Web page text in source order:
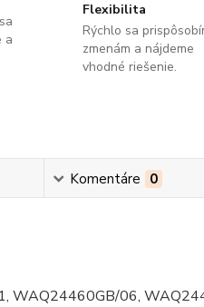
a
Flexibilita
Rýchlo sa
zmenám a nájdeme
vhodné riešenie.
Komentáre 0
WAQ24460GB/06,